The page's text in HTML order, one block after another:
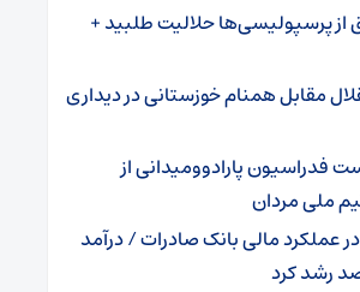
از پرسپولیسی‌ها حلالیت طلبید +
مقابل همنام خوزستانی در دیداری
فدراسیون پارادوومیدانی از
ملی مردان
عملکرد مالی بانک صادرات / درآمد